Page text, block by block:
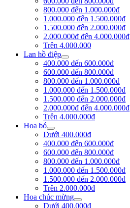
800.000 đến 1.000.000đ
1.000.000 đến 1.500.000đ
1.500.000 đến 2.000.000đ
2.000.000đ đến 4.000.000đ
Trên 4.000.000
Lan hồ điệp
400.000 đến 600.000đ
600.000 đến 800.000đ
800.000 đến 1.000.000đ
1.000.000 đến 1.500.000đ
1.500.000 đến 2.000.000đ
2.000.000đ đến 4.000.000đ
Trên 4.000.000đ
Hoa bó
Dưới 400.000đ
400.000 đến 600.000đ
600.000 đến 800.000đ
800.000 đến 1.000.000đ
1.000.000 đến 1.500.000đ
1.500.000 đến 2.000.000đ
Trên 2.000.000đ
Hoa chúc mừng
Dưới 400.000đ